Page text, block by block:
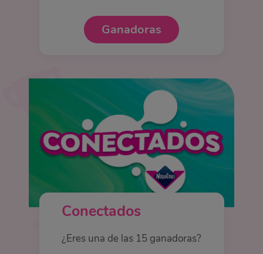
Ganadoras
Conectados
¿Eres una de las 15 ganadoras?